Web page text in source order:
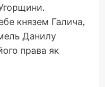
князем Галича,
Данилу
права як